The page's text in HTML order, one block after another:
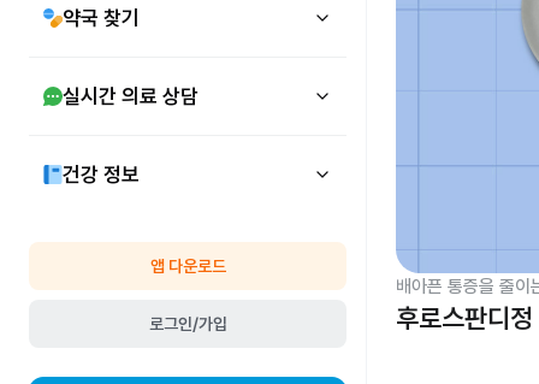
약국 찾기
실시간 의료 상담
건강 정보
앱 다운로드
로그인/가입
배아픈 통증을 줄이
후로스판디정